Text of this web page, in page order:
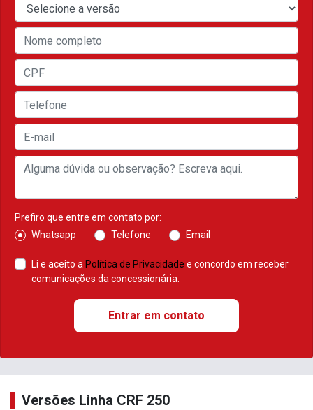
Prefiro que entre em contato por:
Whatsapp
Telefone Email
Li e aceito a Política de Privacidade e concordo em receber
comunicações da concessionária.
Entrar em contato
Versões Linha CRF 250